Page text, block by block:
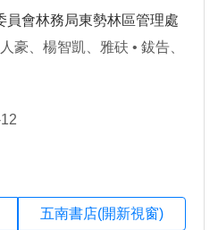
員會林務局東勢林區管理處
豪、楊智凱、雅砆 • 鈸告、
五南書店(開新視窗)